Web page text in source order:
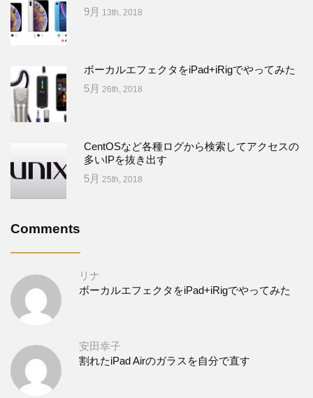
9月 13th, 2018
ボーカルエフェクタをiPad+iRigでやってみた
5月 26th, 2018
CentOSなど各種ログから検索してアクセスの
多いIPを抜き出す
5月 25th, 2018
Comments
リナ
ボーカルエフェクタをiPad+iRigでやってみた
安田幸子
割れたiPad Airのガラスを自分で直す